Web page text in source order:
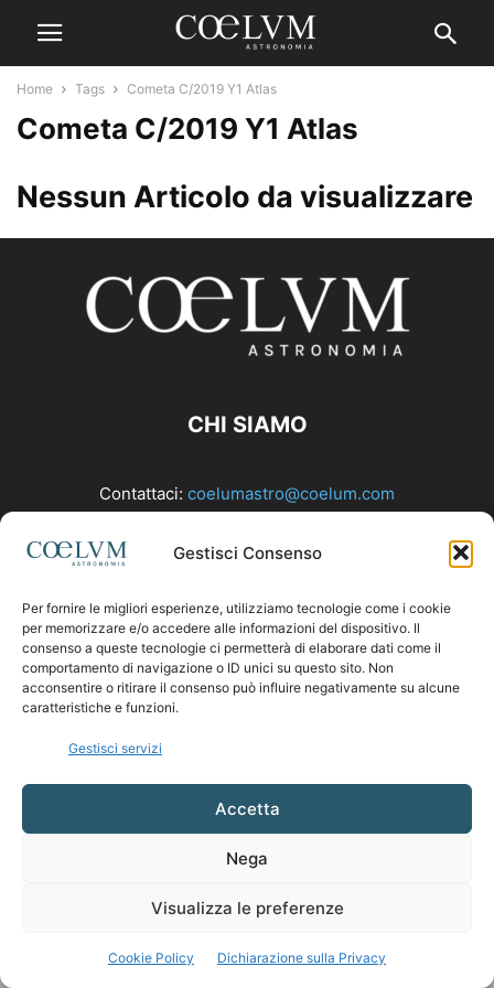
Gestisci Consenso
Per fornire le migliori esperienze, utilizziamo tecnologie come i cookie
per memorizzare e/o accedere alle informazioni del dispositivo. Il
consenso a queste tecnologie ci permetterà di elaborare dati come il
comportamento di navigazione o ID unici su questo sito. Non
acconsentire o ritirare il consenso può influire negativamente su alcune
caratteristiche e funzioni.
Gestisci servizi
Accetta
Nega
Visualizza le preferenze
Cookie Policy Dichiarazione sulla Privacy
Home Tags Cometa C/2019 Y1 Atlas
Cometa C/2019 Y1 Atlas
Nessun Articolo da visualizzare
CHI SIAMO
Contattaci: coelumastro@coelum.com
SEGUICI